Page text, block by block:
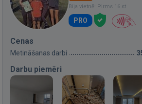
Bija vietnē: Pirms 16 st.
PRO
Cenas
Metināšanas darbi
Darbu piemēri